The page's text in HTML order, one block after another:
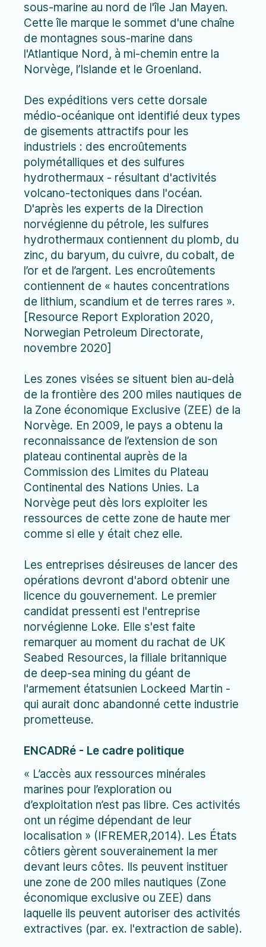
sous-marine au nord de l'île Jan Mayen.
Cette île marque le sommet d'une chaîne
de montagnes sous-marine dans
l'Atlantique Nord, à mi-chemin entre la
Norvège, l’Islande et le Groenland.
Des expéditions vers cette dorsale
médio-océanique ont identifié deux types
de gisements attractifs pour les
industriels : des encroûtements
polymétalliques et des sulfures
hydrothermaux - résultant d'activités
volcano-tectoniques dans l'océan.
D'après les experts de la Direction
norvégienne du pétrole, les sulfures
hydrothermaux contiennent du plomb, du
zinc, du baryum, du cuivre, du cobalt, de
l’or et de l’argent. Les encroûtements
contiennent de « hautes concentrations
de lithium, scandium et de terres rares ».
[Resource Report Exploration 2020,
Norwegian Petroleum Directorate,
novembre 2020]
Les zones visées se situent bien au-delà
de la frontière des 200 miles nautiques de
la Zone économique Exclusive (ZEE) de la
Norvège. En 2009, le pays a obtenu la
reconnaissance de l’extension de son
plateau continental auprès de la
Commission des Limites du Plateau
Continental des Nations Unies. La
Norvège peut dès lors exploiter les
ressources de cette zone de haute mer
comme si elle y était chez elle.
Les entreprises désireuses de lancer des
opérations devront d'abord obtenir une
licence du gouvernement. Le premier
candidat pressenti est l'entreprise
norvégienne Loke. Elle s'est faite
remarquer au moment du rachat de UK
Seabed Resources, la filiale britannique
de deep-sea mining du géant de
l'armement étatsunien Lockeed Martin -
qui aurait donc abandonné cette industrie
prometteuse.
ENCADRé - Le cadre politique
« L’accès aux ressources minérales
marines pour l’exploration ou
d’exploitation n’est pas libre. Ces activités
ont un régime dépendant de leur
localisation » (IFREMER,2014). Les États
côtiers gèrent souverainement la mer
devant leurs côtes. Ils peuvent instituer
une zone de 200 miles nautiques (Zone
économique exclusive ou ZEE) dans
laquelle ils peuvent autoriser des activités
extractives (par. ex. l'extraction de sable).